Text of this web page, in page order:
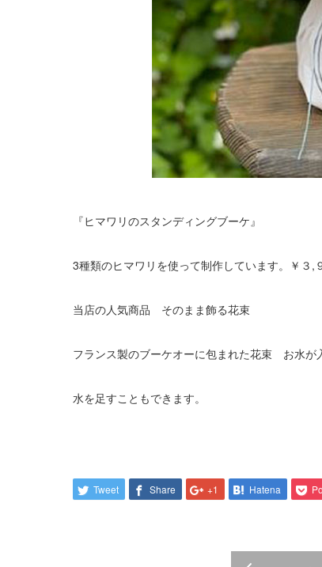
『ヒマワリのスタンディングブーケ』
3種類のヒマワリを使って制作しています。￥３,
当店の人気商品 そのまま飾る花束
フランス製のブーケオーに包まれた花束 お水が
水を足すこともできます。
Tweet Share +1 Hatena